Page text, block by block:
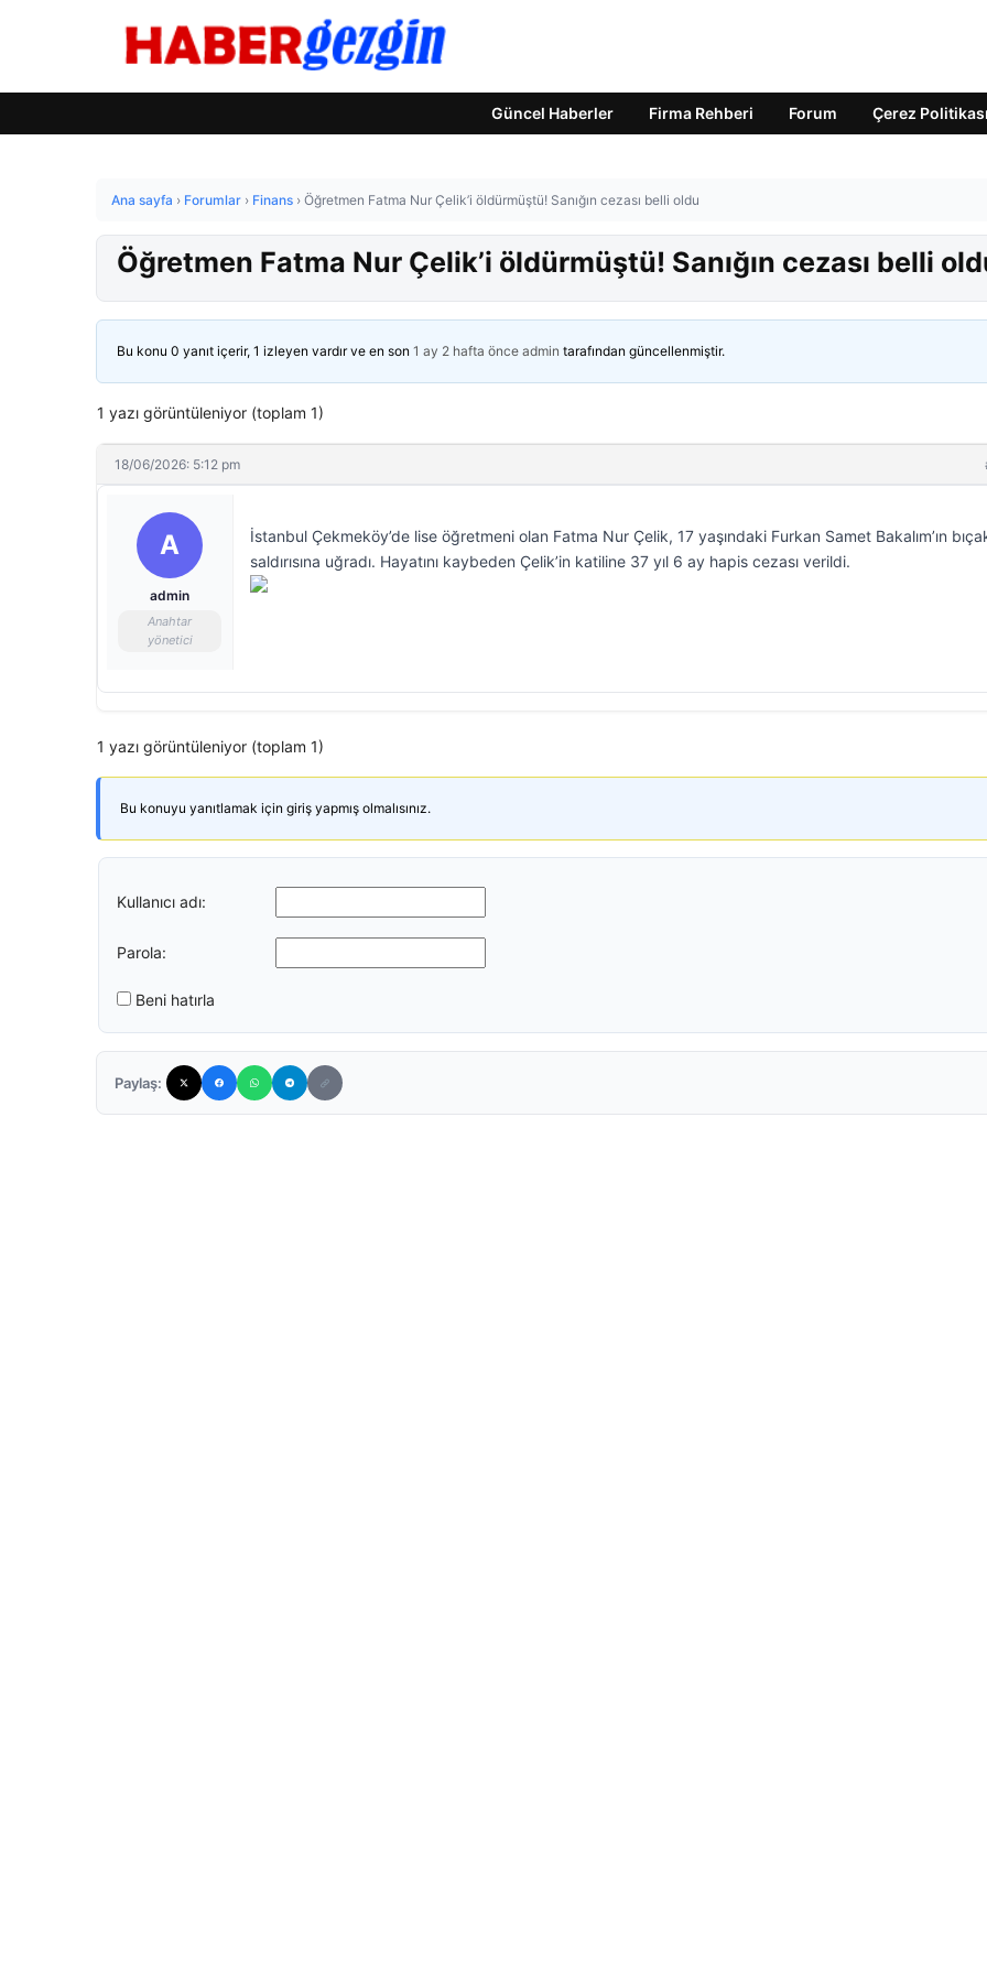
Güncel Haberler Firma Rehberi Forum Çerez Politikası
Ana sayfa › Forumlar › Finans › Öğretmen Fatma Nur Çelik’i öldürmüştü! Sanığın cezası belli oldu
Öğretmen Fatma Nur Çelik’i öldürmüştü! Sanığın cezası belli
Bu konu 0 yanıt içerir, 1 izleyen vardır ve en son 1 ay 2 hafta önce admin tarafından güncellenmiştir.
1 yazı görüntüleniyor (toplam 1)
18/06/2026: 5:12 pm
A
admin
Anahtar
yönetici
İstanbul Çekmeköy’de lise öğretmeni olan Fatma Nur Çelik, 17 yaşındaki Furkan Samet Bakalım’ın
saldırısına uğradı. Hayatını kaybeden Çelik’in katiline 37 yıl 6 ay hapis cezası verildi.
1 yazı görüntüleniyor (toplam 1)
Bu konuyu yanıtlamak için giriş yapmış olmalısınız.
Kullanıcı adı:
Parola:
Beni hatırla
Paylaş: